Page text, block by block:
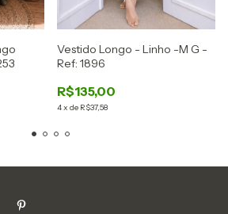
Vestido Longo - Linho -M G -
Ref: 1896
R$135,00
4x de R$37,58